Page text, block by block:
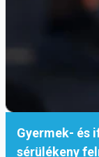
Gyermek- és
sérülékeny